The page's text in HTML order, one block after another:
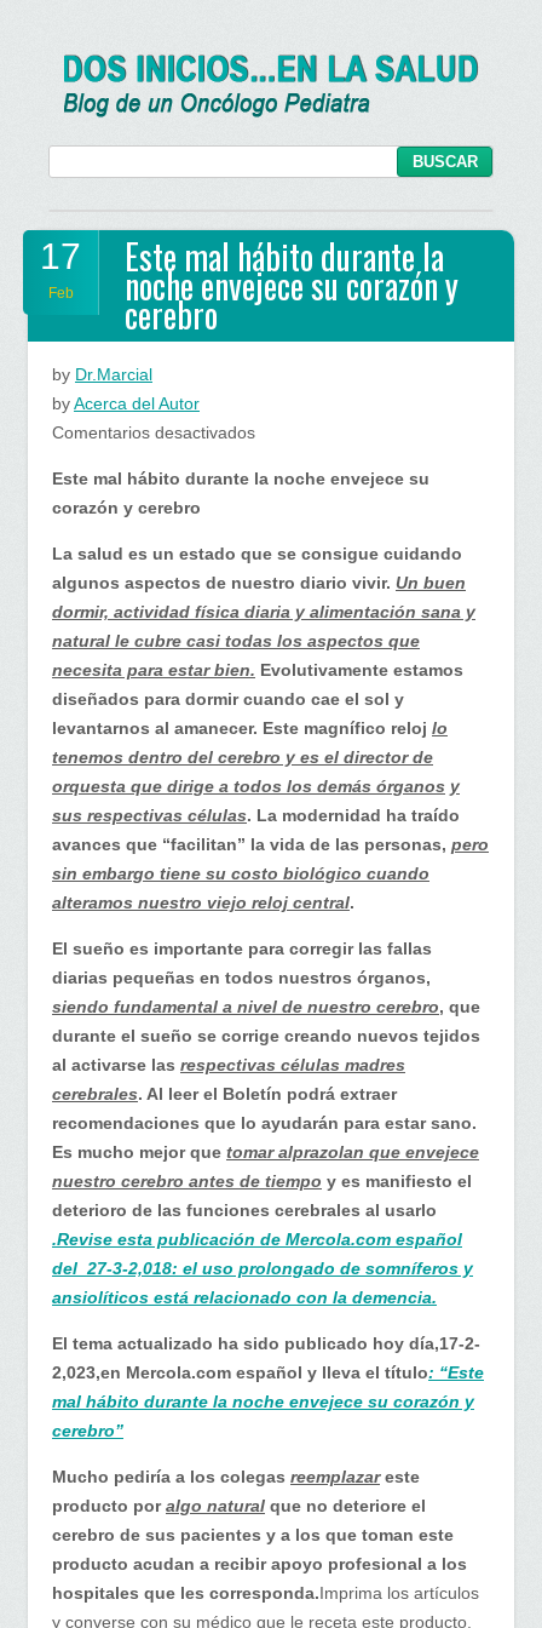
17
Feb
Este mal hábito durante la
noche envejece su corazón y
cerebro
by Dr.Marcial
byAcerca del Autor
Comentarios desactivadosen
mal
durante
la
noche
envejece
su
corazón
y
cerebro
Este mal hábito durante la noche envejece su
corazón y cerebro
La salud es un estado que se consigue cuidando
algunos aspectos de nuestro diario vivir. Un buen
dormir, actividad física diaria y alimentación sana y
natural le cubre casi todas los aspectos que
necesita para estar bien. Evolutivamente estamos
diseñados para dormir cuando cae el sol y
levantarnos al amanecer. Este magnífico reloj lo
tenemos dentro del cerebro y es el director de
orquesta que dirige a todos los demás órganos y
sus respectivas células. La modernidad ha traído
avances que “facilitan” la vida de las personas, pero
sin embargo tiene su costo biológico cuando
alteramos nuestro viejo reloj central.
El sueño es importante para corregir las fallas
diarias pequeñas en todos nuestros órganos,
siendo fundamental a nivel de nuestro cerebro, que
durante el sueño se corrige creando nuevos tejidos
al activarse las respectivas células madres
cerebrales. Al leer el Boletín podrá extraer
recomendaciones que lo ayudarán para estar sano.
Es mucho mejor que tomar alprazolan que envejece
nuestro cerebro antes de tiempo y es manifiesto el
deterioro de las funciones cerebrales al usarlo
.Revise esta publicación de Mercola.com español
del 27-3-2,018: el uso prolongado de somníferos y
ansiolíticos está relacionado con la demencia.
El tema actualizado ha sido publicado hoy día,17-2-
2,023,en Mercola.com español y lleva el título: “Este
mal hábito durante la noche envejece su corazón y
cerebro”
Mucho pediría a los colegas reemplazareste
producto poralgo natural que no deteriore el
cerebro de sus pacientes y a los que toman este
producto acudan a recibir apoyo profesional a los
hospitales que les corresponda.Imprima los artículos
y converse con su médico que le receta este producto.